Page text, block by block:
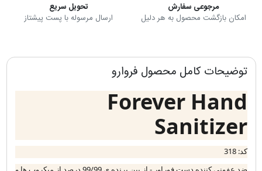
مرجوعی سفارش
امکان بازگشت محصول به هر دلیل
تحویل سریع
ارسال مرسوله با پست پیشتاز
توضیحات کامل محصول فروارو
Forever Hand
Sanitizer
کد: 318